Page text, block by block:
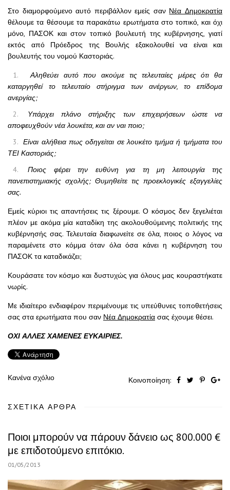
Στο διαμορφούμενο αυτό περιβάλλον εμείς σαν Νέα Δημοκρατία
θέλουμε τα θέσουμε τα παρακάτω ερωτήματα στο τοπικό, και όχι
μόνο, ΠΑΣΟΚ και στον τοπικό βουλευτή της κυβέρνησης, γιατί
εκτός από Πρόεδρος της Βουλής εξακολουθεί να είναι και
βουλευτής του νομού Καστοριάς.
Αληθεύει αυτό που ακούμε τις τελευταίες μέρες ότι θα
καταργηθεί το τελευταίο στήριγμα των ανέργων, το επίδομα
ανεργίας;
Υπάρχει πλάνο στήριξης των επιχειρήσεων ώστε να
αποφευχθούν νέα λουκέτα, και αν ναι ποιο;
Είναι αλήθεια πως οδηγείται σε λουκέτο τμήμα ή τμήματα του
ΤΕΙ Καστοριάς;
Ποιος φέρει την ευθύνη για τη μη λειτουργία της
πανεπιστημιακής σχολής; Θυμηθείτε τις προεκλογικές εξαγγελίες
σας.
Εμείς κύριοι τις απαντήσεις τις ξέρουμε. Ο κόσμος δεν ξεγελιέται
πλέον με ακόμα μία καταδίκη της ακολουθούμενης πολιτικής της
κυβέρνησής σας. Τελευταία διαφωνείτε σε όλα, ποιος ο λόγος να
παραμένετε στο κόμμα όταν όλα όσα κάνει η κυβέρνηση του
ΠΑΣΟΚ τα καταδικάζει;
Κουράσατε τον κόσμο και δυστυχώς για όλους μας κουραστήκατε
νωρίς.
Με ιδιαίτερο ενδιαφέρον περιμένουμε τις υπεύθυνες τοποθετήσεις
σας στα ερωτήματα που σαν Νέα Δημοκρατία σας έχουμε θέσει.
ΟΧΙ ΑΛΛΕΣ ΧΑΜΕΝΕΣ ΕΥΚΑΙΡΙΕΣ.
Κανένα σχόλιο Κοινοποίηση:
ΣΧΕΤΙΚΆ ΆΡΘΡΑ
Ποιοι μπορούν να πάρουν δάνειο ως 800.000 €
με επιδοτούμενο επιτόκιο.
01/05/2013